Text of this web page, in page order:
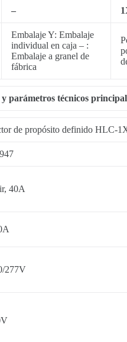
–
Embalaje Y: Embalaje
individual en caja – :
Embalaje a granel de
fábrica
parámetros técnicos
de propósito definido HLC-
40A
277V